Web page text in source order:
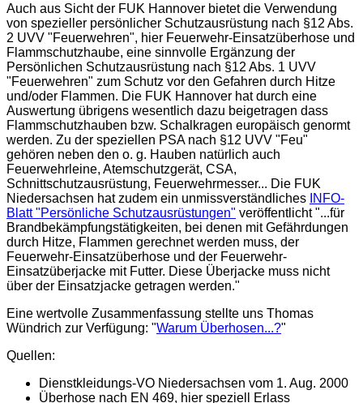
Auch aus Sicht der FUK Hannover bietet die Verwendung
von spezieller persönlicher Schutzausrüstung nach §12 Abs.
2 UVV "Feuerwehren", hier Feuerwehr-Einsatzüberhose und
Flammschutzhaube, eine sinnvolle Ergänzung der
Persönlichen Schutzausrüstung nach §12 Abs. 1 UVV
"Feuerwehren" zum Schutz vor den Gefahren durch Hitze
und/oder Flammen. Die FUK Hannover hat durch eine
Auswertung übrigens wesentlich dazu beigetragen dass
Flammschutzhauben bzw. Schalkragen europäisch genormt
werden. Zu der speziellen PSA nach §12 UVV "Feu"
gehören neben den o. g. Hauben natürlich auch
Feuerwehrleine, Atemschutzgerät, CSA,
Schnittschutzausrüstung, Feuerwehrmesser... Die FUK
Niedersachsen hat zudem ein unmissverständliches INFO-
Blatt "Persönliche Schutzausrüstungen" veröffentlicht "...für
Brandbekämpfungstätigkeiten, bei denen mit Gefährdungen
durch Hitze, Flammen gerechnet werden muss, der
Feuerwehr-Einsatzüberhose und der Feuerwehr-
Einsatzüberjacke mit Futter. Diese Überjacke muss nicht
über der Einsatzjacke getragen werden."
Eine wertvolle Zusammenfassung stellte uns Thomas
Wündrich zur Verfügung: "Warum Überhosen...?"
Quellen:
Dienstkleidungs-VO Niedersachsen vom 1. Aug. 2000
Überhose nach EN 469, hier speziell Erlass